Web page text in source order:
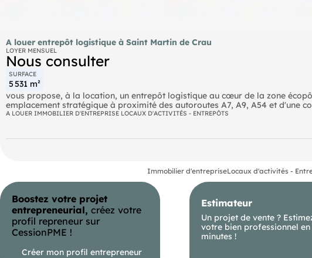
A louer entrepôt logistique à Saint Martin de Crau
LOYER MENSUEL
Nous consulter
SURFACE
5 531 m²
vous propose, à la location, un entrepôt logistique au cœur de la zone
emplacement stratégique à proximité des autoroutes A7, A9, A54 et d'une
Le bâtiment, aux prestations architecturales de qualité, dispose d'un accès
A LOUER IMMOBILIER D'ENTREPRISE LOCAUX D'ACTIVITÉS - ENTREPÔTS
Immobilier d'entrepriseLocaux d'activités -
Boostez votre projet
entrepreneurial, créez votre
profil repreneur sur
CessionPME !
Créer mon profil entrepreneur
Estimateur
Un projet de vente ?
votre bien professionnel en
minutes !